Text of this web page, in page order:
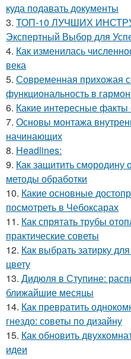
куда подавать документы
3. ТОП-10 ЛУЧШИХ
Экспертный Выбор для
4. Как изменилась
века
5. Современная прихожая
функциональность в
6. Какие интересные
7. Основы монтажа
начинающих
8. Headlines:
9. Как защитить
методы обработки
10. Какие основные
посмотреть в Чебоксарах
11. Как спрятать трубы
практические советы
12. Как выбрать затирку
цвету
13. Дидюля в Ступине:
ближайшие месяцы
14. Как превратить
гнездо: советы по дизайну
15. Как обновить
идеи